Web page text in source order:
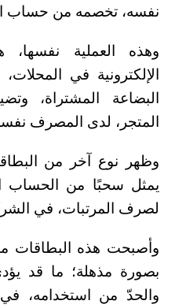
نفسه، تخصمه من حساب
وهذه العملية نفسها،
الإلكترونية في
البضاعة المشتراة،
المتجر، لدى المصرف
وظهر نوع آخر من
يمثل سحبًا من الحساب
لصرف المرتبات، في
وأصبحت هذه البطاقات
بصورة مذهلة؛ ما قد
والحدّ من استخدامه،